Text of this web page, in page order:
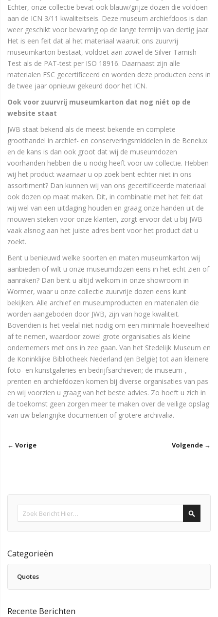
Echter, onze collectie bevat ook blauw/grijze dozen die voldoen
aan de ICN 3/11 kwaliteitseis. Deze museum archiefdoos is dan
weer geschikt voor bewaring op de lange termijn van dertig jaar.
Het is een feit dat al het materiaal waaruit ons zuurvrij
museumkarton bestaat, voldoet aan zowel de Silver Tarnish
Test als de PAT-test per ISO 18916. Daarnaast zijn alle
materialen FSC gecertificeerd en worden deze producten eens in
de twee jaar opnieuw gekeurd door het ICN.
Ook voor zuurvrij museumkarton dat nog niét op de
website staat
JWB staat bekend als de meest bekende en complete
groothandel in archief- en conserveringsmiddelen in de Benelux
en de kans is dan ook groot dat wij de museumdozen
voorhanden hebben die u nodig heeft voor uw collectie. Hebben
wij het product waarnaar u op zoek bent echter niet in ons
assortiment? Dan kunnen wij van ons gecertificeerde materiaal
ook dozen op maat maken. Dit, in combinatie met het feit dat
wij wel van een uitdaging houden en graag onze handen uit de
mouwen steken voor onze klanten, zorgt ervoor dat u bij JWB
vaak alsnog aan het juiste adres bent voor het product dat u
zoekt.
Bent u benieuwd welke soorten en maten museumkarton wij
aanbieden of wilt u onze museumdozen eens in het echt zien of
aanraken? Dan bent u altijd welkom in onze showroom in
Wormer, waar u onze collectie zuurvrije dozen eens kunt
bekijken. Alle archief en museumproducten en materialen die
worden aangeboden door JWB, zijn van hoge kwaliteit.
Bovendien is het veelal niet nodig om een minimale hoeveelheid
af te nemen, waardoor zowel grote organisaties als kleine
ondernemers met ons in zee gaan. Van het Stedelijk Museum en
de Koninklijke Bibliotheek Nederland (en België) tot aan kleinere
foto- en kunstgaleries en bedrijfsarchieven; de museum-,
prenten en archiefdozen komen bij diverse organisaties van pas
en wij voorzien u graag van het beste advies. Zo hoeft u zich in
de toekomst geen zorgen meer te maken over de veilige opslag
van uw belangrijke documenten of grotere archivalia.
← Vorige Volgende →
Search
Categorieën
Quotes
Recente Berichten